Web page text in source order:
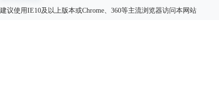
建议使用IE10及以上版本或Chrome、360等主流浏览器访问本网站